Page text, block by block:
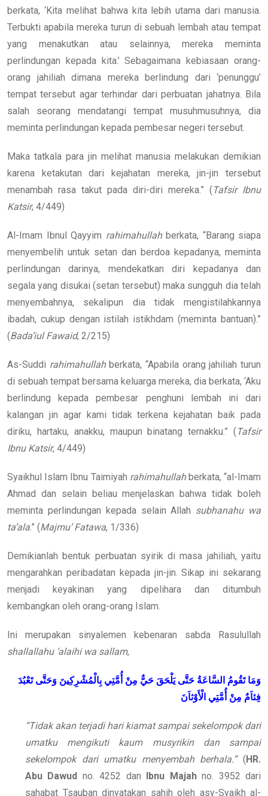
berkata, ‘Kita melihat bahwa kita lebih utama dari manusia.
Terbukti apabila mereka turun di sebuah lembah atau tempat
yang menakutkan atau selainnya, mereka meminta
perlindungan kepada kita.’ Sebagaimana kebiasaan orang-
orang jahiliah dimana mereka berlindung dari ‘penunggu’
tempat tersebut agar terhindar dari perbuatan jahatnya. Bila
salah seorang mendatangi tempat musuhmusuhnya, dia
meminta perlindungan kepada pembesar negeri tersebut.
Maka tatkala para jin melihat manusia melakukan demikian
karena ketakutan dari kejahatan mereka, jin-jin tersebut
menambah rasa takut pada diri-diri mereka.” (Tafsir Ibnu
Katsir, 4/449)
Al-Imam Ibnul Qayyim rahimahullahberkata, “Barang siapa
menyembelih untuk setan dan berdoa kepadanya, meminta
perlindungan darinya, mendekatkan diri kepadanya dan
segala yang disukai (setan tersebut) maka sungguh dia telah
menyembahnya, sekalipun dia tidak mengistilahkannya
ibadah, cukup dengan istilah istikhdam (meminta bantuan).”
(Bada’iul Fawaid, 2/215)
As-Suddi rahimahullahberkata, “Apabila orang jahiliah turun
di sebuah tempat bersama keluarga mereka, dia berkata, ‘Aku
berlindung kepada pembesar penghuni lembah ini dari
kalangan jin agar kami tidak terkena kejahatan baik pada
diriku, hartaku, anakku, maupun binatang ternakku.” (Tafsir
Ibnu Katsir, 4/449)
Syaikhul Islam Ibnu Taimiyah rahimahullahberkata, “al-Imam
Ahmad dan selain beliau menjelaskan bahwa tidak boleh
meminta perlindungan kepada selain Allah subhanahu wa
ta’ala.” (Majmu’ Fatawa, 1/336)
Demikianlah bentuk perbuatan syirik di masa jahiliah, yaitu
mengarahkan peribadatan kepada jin-jin. Sikap ini sekarang
menjadi keyakinan yang dipelihara dan ditumbuh
kembangkan oleh orang-orang Islam.
Ini merupakan sinyalemen kebenaran sabda Rasulullah
shallallahu ‘alaihi wa sallam,
وَمَا تَقُومُ السَّاعَةُ حَتَّى يَلْحَقَ حَيٌّ مِنْ أُمَّتِي بِالْمُشْرِكِينَ وَحَتَّى تَعْبُدَ
فِئاَمٌ مِنْ أُمَّتِي الْأَوْثاَنَ
“Tidak akan terjadi hari kiamat sampai sekelompok dari
umatku mengikuti kaum musyrikin dan sampai
sekelompok dari umatku menyembah berhala.” (HR.
Abu Dawud no. 4252 dan Ibnu Majahno. 3952 dari
sahabat Tsauban dinyatakan sahih oleh asy-Syaikh al-